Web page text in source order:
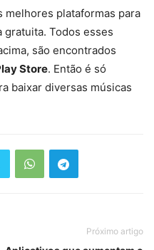
melhores plataformas para
gratuita. Todos esses
são encontrados
Store. Então é só
baixar diversas músicas
Próximo artigo